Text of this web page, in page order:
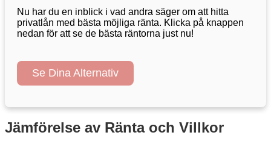
Nu har du en inblick i vad andra säger om att hitta
privatlån med bästa möjliga ränta. Klicka på knappen
nedan för att se de bästa räntorna just nu!
Se Dina Alternativ
Jämförelse av Ränta och Villkor